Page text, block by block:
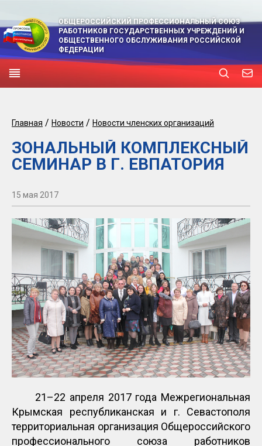
ОБЩЕРОССИЙСКИЙ ПРОФЕССИОНАЛЬНЫЙ СОЮЗ
РАБОТНИКОВ ГОСУДАРСТВЕННЫХ УЧРЕЖДЕНИЙ И
ОБЩЕСТВЕННОГО ОБСЛУЖИВАНИЯ РОССИЙСКОЙ
ФЕДЕРАЦИИ
Главная / Новости / Новости членских организаций
ЗОНАЛЬНЫЙ КОМПЛЕКСНЫЙ
СЕМИНАР В Г. ЕВПАТОРИЯ
15 мая 2017
21–22 апреля 2017 года Межрегиональная
Крымская республиканская и г. Севастополя
территориальная организация Общероссийского
профессионального союза работников